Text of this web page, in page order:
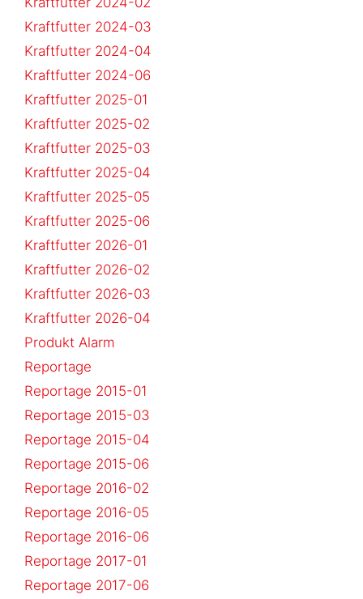
Kraftfutter 2024-03
Kraftfutter 2024-04
Kraftfutter 2024-06
Kraftfutter 2025-01
Kraftfutter 2025-02
Kraftfutter 2025-03
Kraftfutter 2025-04
Kraftfutter 2025-05
Kraftfutter 2025-06
Kraftfutter 2026-01
Kraftfutter 2026-02
Kraftfutter 2026-03
Kraftfutter 2026-04
Produkt Alarm
Reportage
Reportage 2015-01
Reportage 2015-03
Reportage 2015-04
Reportage 2015-06
Reportage 2016-02
Reportage 2016-05
Reportage 2016-06
Reportage 2017-01
Reportage 2017-06